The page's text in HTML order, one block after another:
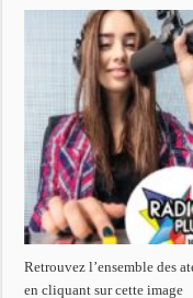
Retrouvez l’ensemble des
en cliquant sur cette image